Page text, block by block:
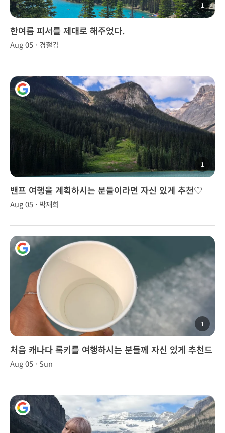
1
한여름 피서를 제대로 해주었다.
Aug 05 · 경철김
1
밴프 여행을 계획하시는 분들이라면 자신 있게 추천♡
Aug 05 · 박재희
1
처음 캐나다 록키를 여행하시는 분들께 자신 있게 추천드
립니다.
Aug 05 · Sun